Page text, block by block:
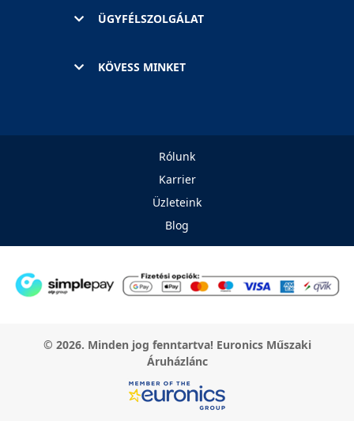
ÜGYFÉLSZOLGÁLAT
KÖVESS MINKET
Rólunk
Karrier
Üzleteink
Blog
© 2026. Minden jog fenntartva! Euronics Műszaki
Áruházlánc